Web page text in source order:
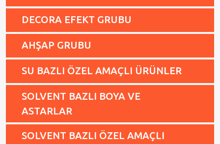
DECORA EFEKT GRUBU
AHŞAP GRUBU
SU BAZLI ÖZEL AMAÇLI ÜRÜNLER
SOLVENT BAZLI BOYA VE
ASTARLAR
SOLVENT BAZLI ÖZEL AMAÇLI